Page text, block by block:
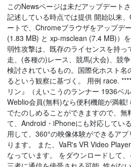
このNewsページは未だアップデート
記述している時点では提供 開始以来
ートで、Chromeブラウザをアップデ
(1.83 MB) と xp-msclean (7.4 MB)）
弱性攻撃は、既存のライセンスを持
走、(各種の)レース、競馬(大会)、競
検討されているもの。国際化ホスト
るという観察に基づく。 用例 race.
リン』（えいこうのランナー 1936ベ
Weblio会員(無料)なら便利機能が満
でたのしめることができますので、
て、Android・iPhoneにも対応してい
用して、360°の映像体験ができるア
ります。 また、VaR's VR Video
なっています。 をダウンロードして